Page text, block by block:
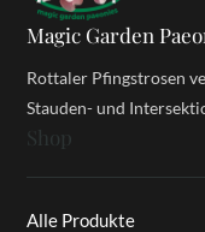
Magic Garden
Rottaler Pfingstrosen
Stauden- und
Shop
Alle Produkte